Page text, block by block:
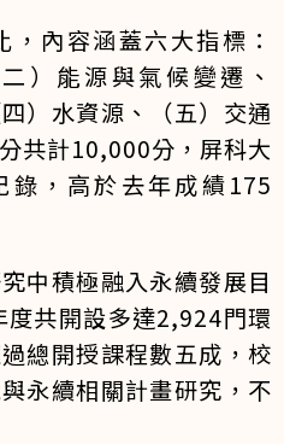
內容涵蓋六大指標：
）能源與氣候變遷、
）水資源、（五）交通
共計10,000分，屏科大
，高於去年成績175
中積極融入永續發展目
共開設多達2,924門環
總開授課程數五成，校
永續相關計畫研究，不